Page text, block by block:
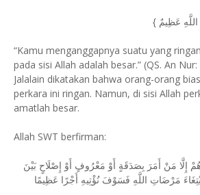
اللَّهِ عَظِيمٌ }
“Kamu menganggapnya suatu yang
pada sisi Allah adalah besar.” (QS. An
Jalalain dikatakan bahwa orang-orang
perkara ini ringan. Namun, di sisi Allah
amatlah besar.
Allah SWT berfirman:
إِلَّا مَنْ أَمَرَ بِصَدَقَةٍ أَوْ مَعْرُوفٍ أَوْ إِصْلَاحٍ بَيْنَ
مَرْضَاتِ اللَّهِ فَسَوْفَ نُؤْتِيهِ أَجْرًا عَظِيمًا